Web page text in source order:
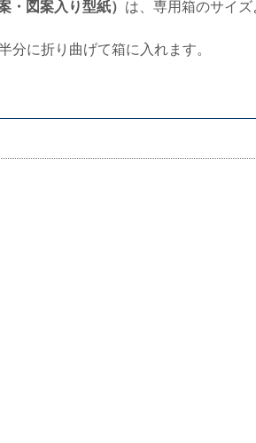
・図案入り型紙） は、専用箱のサイ
に折り曲げて箱に入れます。